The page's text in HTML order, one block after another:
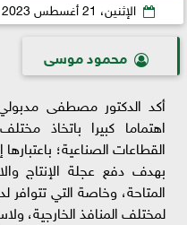
الإثنين، 21 أغسطس 2023
محمود موسى
أكد الدكتور مصطفى
اهتماما كبيرا باتخاذ
القطاعات الصناعية؛
بهدف دفع عجلة الإنتاج
المتاحة، وخاصة التي تتوافر
لمختلف المنافذ الخارجية،